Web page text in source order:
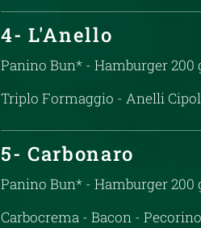
4- L'Anello
Panino Bun* - Hamburger 200
Triplo Formaggio - Anelli
5- Carbonaro
Panino Bun* - Hamburger 200
Carbocrema - Bacon -